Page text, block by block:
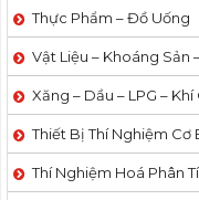
Thực Phẩm – Đồ Uống
Vật Liệu – Khoáng Sản
Xăng – Dầu – LPG – Khí
Thiết Bị Thí Nghiệm Cơ
Thí Nghiệm Hoá Phân